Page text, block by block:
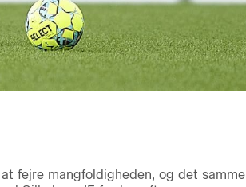
fejre mangfoldigheden, og det samme